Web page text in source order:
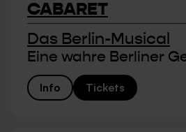
CABARET
Das Berlin-Musical
Eine wahre Berliner
Info Tickets